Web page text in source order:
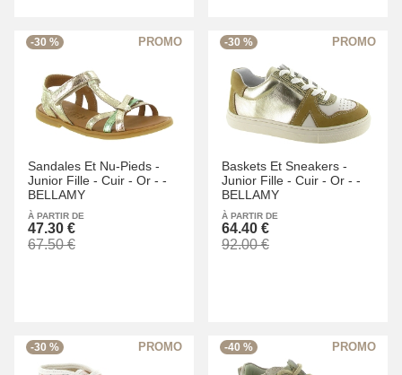
-30 %
Sandales Et Nu-Pieds -
Junior Fille - Cuir - Or - -
BELLAMY
À PARTIR DE
47.30 €
67.50 €
-30 %
Baskets Et Sneakers -
Junior Fille - Cuir - Or - -
BELLAMY
À PARTIR DE
64.40 €
92.00 €
-30 % -40 %